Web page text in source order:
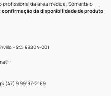
da área médica. Somente o
confirmação da disponibilidade de produto
- SC, 89204-001
(47) 9 99187-2189